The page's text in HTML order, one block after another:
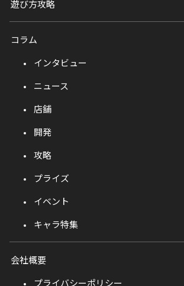
遊び方攻略
コラム
インタビュー
ニュース
店舗
開発
攻略
プライズ
イベント
キャラ特集
会社概要
プライバシーポリシー